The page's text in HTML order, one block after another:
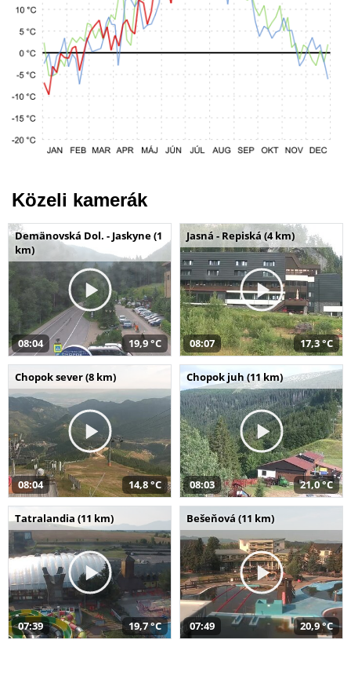
Közeli kamerák
Demänovská Dol. - Jaskyne (1
km)
08:04 19,9 °C
Jasná - Repiská (4 km)
08:07 17,3 °C
Chopok sever (8 km)
08:04 14,8 °C
Chopok juh (11 km)
08:03 21,0 °C
Tatralandia (11 km)
07:39 19,7 °C
Bešeňová (11 km)
07:49 20,9 °C